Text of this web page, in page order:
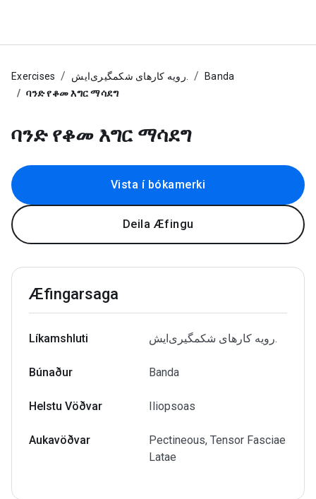
Exercises
Banda
ባንድ የቆመ እግር ማሳደግ
ባንድ የቆመ እግር ማሳደግ
Vista í bókamerki
Deila Æfingu
Æfingarsaga
Líkamshluti رویه کارهای شکمگیری‌ایش.
Búnaður Banda
Helstu Vöðvar Iliopsoas
Aukavöðvar
Pectineous, Tensor Fasciae
Latae